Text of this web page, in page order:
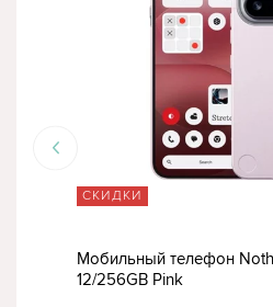
СКИДКИ
Мобильный телефон
12/256GB Pink